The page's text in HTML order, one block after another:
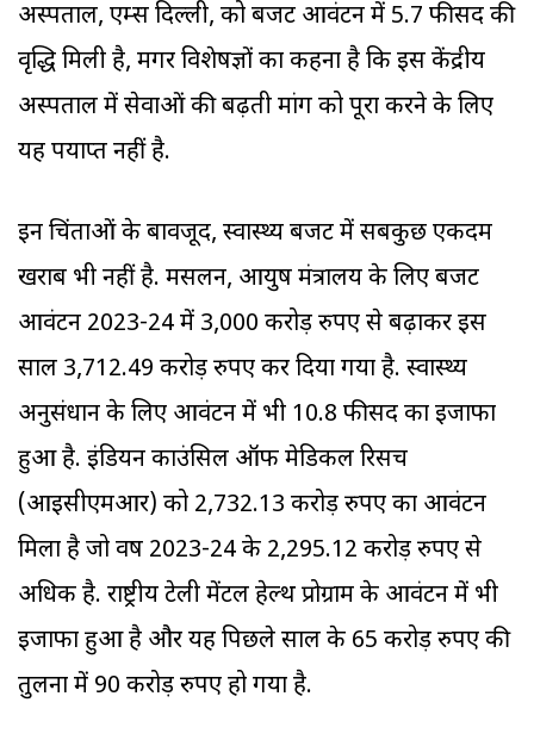
अस्पताल, एम्स दिल्ली, को बजट आवंटन में 5.7 फीसद की
वृद्धि मिली है, मगर विशेषज्ञों का कहना है कि इस केंद्रीय
अस्पताल में सेवाओं की बढ़ती मांग को पूरा करने के लिए
यह पर्याप्त नहीं है.
इन चिंताओं के बावजूद, स्वास्थ्य बजट में सबकुछ एकदम
खराब भी नहीं है. मसलन, आयुष मंत्रालय के लिए बजट
आवंटन 2023-24 में 3,000 करोड़ रुपए से बढ़ाकर इस
साल 3,712.49 करोड़ रुपए कर दिया गया है. स्वास्थ्य
अनुसंधान के लिए आवंटन में भी 10.8 फीसद का इजाफा
हुआ है. इंडियन काउंसिल ऑफ मेडिकल रिसर्च
(आइसीएमआर) को 2,732.13 करोड़ रुपए का आवंटन
मिला है जो वर्ष 2023-24 के 2,295.12 करोड़ रुपए से
अधिक है. राष्ट्रीय टेली मेंटल हेल्थ प्रोग्राम के आवंटन में भी
इजाफा हुआ है और यह पिछले साल के 65 करोड़ रुपए की
तुलना में 90 करोड़ रुपए हो गया है.